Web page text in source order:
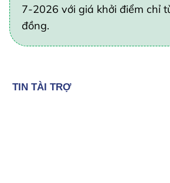
7-2026 với giá khởi điểm chỉ
đồng.